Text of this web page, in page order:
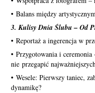
• Balans między
3. Kulisy Dnia Ślubu – Od
•Reportaż a ingerencja w
• Przygotowania i
nie przegapić
• Wesele: Pierwszy taniec,
dynamikę?